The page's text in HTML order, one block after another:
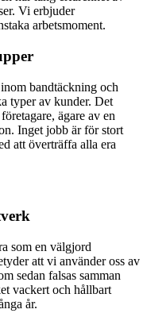
Vi erbjuder
arbetsmoment.
bandtäckning och
typer av kunder. Det
ägare av en
Inget jobb är för stort
att överträffa alla era
som en välgjord
att vi använder oss av
sedan falsas samman
vackert och hållbart
år.